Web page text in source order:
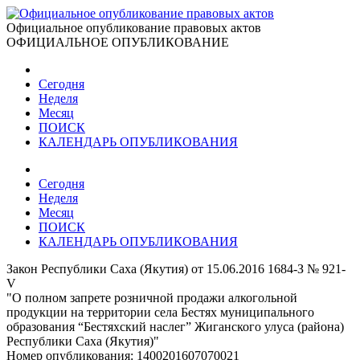
Официальное опубликование правовых актов
ОФИЦИАЛЬНОЕ ОПУБЛИКОВАНИЕ
Сегодня
Неделя
Месяц
ПОИСК
КАЛЕНДАРЬ ОПУБЛИКОВАНИЯ
Сегодня
Неделя
Месяц
ПОИСК
КАЛЕНДАРЬ ОПУБЛИКОВАНИЯ
Закон Республики Саха (Якутия) от 15.06.2016 1684-З № 921-
V
"О полном запрете розничной продажи алкогольной
продукции на территории села Бестях муниципального
образования “Бестяхский наслег” Жиганского улуса (района)
Республики Саха (Якутия)"
Номер опубликования: 1400201607070021